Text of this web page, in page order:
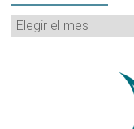
Archivos